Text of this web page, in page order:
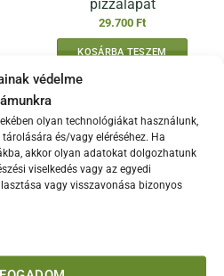
védelme
olyan technológiákat használunk,
és/vagy eléréséhez. Ha
akkor olyan adatokat dolgozhatunk
viselkedés vagy az egyedi
vagy visszavonása bizonyos
pizzalapát
29.700 Ft
KOSÁRBA TESZEM